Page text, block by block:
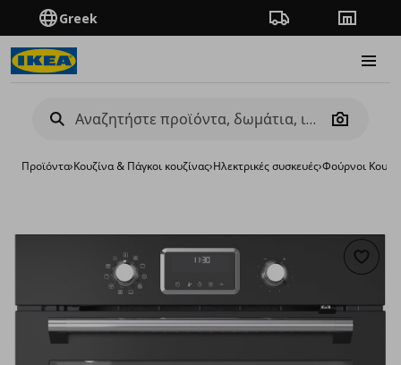
Greek Πορεία παραγγελίας
Camera
Προϊόντα›Κουζίνα & Πάγκοι κουζίνας›Ηλεκτρικές συσκευές›Φούρνοι